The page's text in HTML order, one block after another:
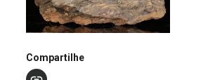
Compartilhe